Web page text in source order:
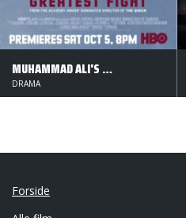
MUHAMMAD ALI'S GREATEST FIGHT
DRAMA
Forside